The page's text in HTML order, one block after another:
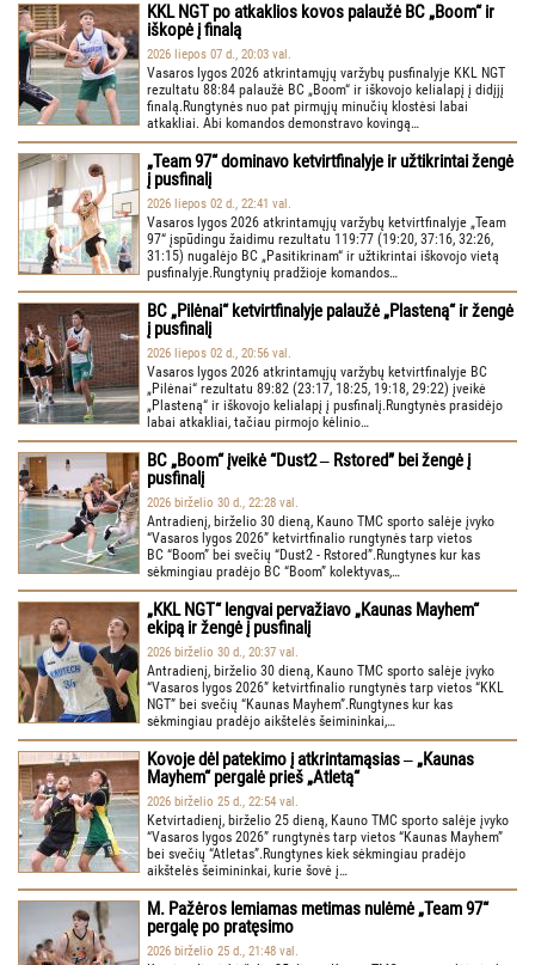
KKL NGT po atkaklios kovos palaužė BC „Boom“ ir
iškopė į finalą
2026 liepos 07 d., 20:03 val.
Vasaros lygos 2026 atkrintamųjų varžybų pusfinalyje KKL NGT
rezultatu 88:84 palaužė BC „Boom“ ir iškovojo kelialapį į didįjį
finalą.Rungtynės nuo pat pirmųjų minučių klostėsi labai
atkakliai. Abi komandos demonstravo kovingą…
„Team 97“ dominavo ketvirtfinalyje ir užtikrintai žengė
į pusfinalį
2026 liepos 02 d., 22:41 val.
Vasaros lygos 2026 atkrintamųjų varžybų ketvirtfinalyje „Team
97“ įspūdingu žaidimu rezultatu 119:77 (19:20, 37:16, 32:26,
31:15) nugalėjo BC „Pasitikrinam“ ir užtikrintai iškovojo vietą
pusfinalyje.Rungtynių pradžioje komandos…
BC „Pilėnai“ ketvirtfinalyje palaužė „Plasteną“ ir žengė
į pusfinalį
2026 liepos 02 d., 20:56 val.
Vasaros lygos 2026 atkrintamųjų varžybų ketvirtfinalyje BC
„Pilėnai“ rezultatu 89:82 (23:17, 18:25, 19:18, 29:22) įveikė
„Plasteną“ ir iškovojo kelialapį į pusfinalį.Rungtynės prasidėjo
labai atkakliai, tačiau pirmojo kėlinio…
BC „Boom“ įveikė “Dust2 ‒ Rstored” bei žengė į
pusfinalį
2026 birželio 30 d., 22:28 val.
Antradienį, birželio 30 dieną, Kauno TMC sporto salėje įvyko
“Vasaros lygos 2026” ketvirtfinalio rungtynės tarp vietos
BC “Boom” bei svečių “Dust2 - Rstored”.Rungtynes kur kas
sėkmingiau pradėjo BC “Boom” kolektyvas,…
„KKL NGT“ lengvai pervažiavo „Kaunas Mayhem“
ekipą ir žengė į pusfinalį
2026 birželio 30 d., 20:37 val.
Antradienį, birželio 30 dieną, Kauno TMC sporto salėje įvyko
“Vasaros lygos 2026” ketvirtfinalio rungtynės tarp vietos “KKL
NGT” bei svečių “Kaunas Mayhem”.Rungtynes kur kas
sėkmingiau pradėjo aikštelės šeimininkai,…
Kovoje dėl patekimo į atkrintamąsias ‒ „Kaunas
Mayhem“ pergalė prieš „Atletą“
2026 birželio 25 d., 22:54 val.
Ketvirtadienį, birželio 25 dieną, Kauno TMC sporto salėje įvyko
“Vasaros lygos 2026” rungtynės tarp vietos “Kaunas Mayhem”
bei svečių “Atletas”.Rungtynes kiek sėkmingiau pradėjo
aikštelės šeimininkai, kurie šovė į…
M. Pažėros lemiamas metimas nulėmė „Team 97“
pergalę po pratęsimo
2026 birželio 25 d., 21:48 val.